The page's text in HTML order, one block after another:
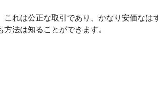
れは公正な取引であり、かなり安価なは
法は知ることができます。